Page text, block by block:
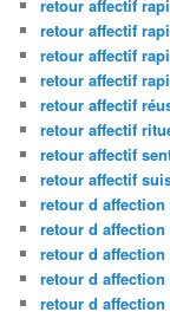
retour affectif
retour affectif
retour affectif
retour affectif
retour affectif
retour affectif
retour affectif
retour affectif
retour d
retour d
retour d
retour d
retour d